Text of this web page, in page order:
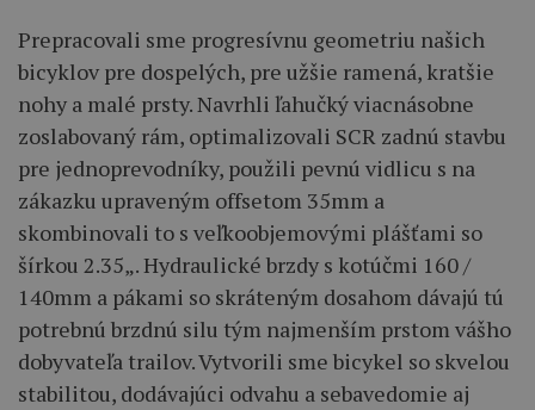
Prepracovali sme progresívnu geometriu našich
bicyklov pre dospelých, pre užšie ramená, kratšie
nohy a malé prsty.Navrhli ľahučkýviacnásobne
zoslabovaný rám, optimalizovali SCR zadnú stavbu
pre jednoprevodníky, použili pevnú vidlicu s na
zákazku upraveným offsetom 35mm a
skombinovali to s veľkoobjemovými plášťami so
šírkou 2.35„.Hydraulické brzdy s kotúčmi 160/
140mm a pákami so skráteným dosahom dávajú tú
potrebnú brzdnú silu tým najmenším prstomvášho
dobyvateľa trailov.Vytvorili sme bicykel so skvelou
stabilitou, dodávajúci odvahu a sebavedomie aj